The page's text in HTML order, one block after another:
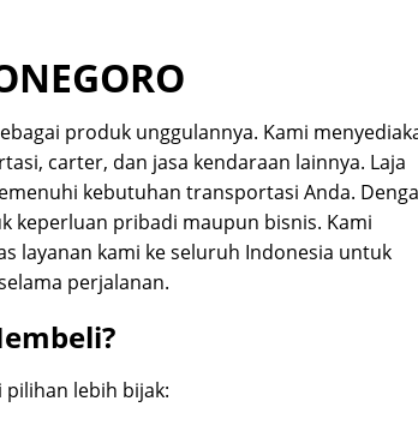
produk unggulannya. Kami
carter, dan jasa kendaraan lainnya. Laja
kebutuhan transportasi Anda.
keperluan pribadi maupun bisnis. Kami
layanan kami ke seluruh Indonesia untuk
perjalanan.
lebih bijak: